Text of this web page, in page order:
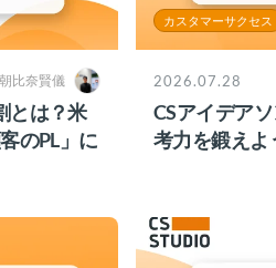
朝比奈賢儀
とは？米
のPL」に
カスタマーサクセス
2026.07.28
CSアイデア
考力を鍛えよ